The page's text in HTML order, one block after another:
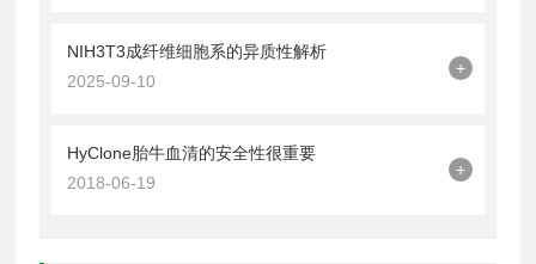
NIH3T3成纤维细胞系的异质性解析
2025-09-10
+
HyClone胎牛血清的安全性很重要
2018-06-19
+